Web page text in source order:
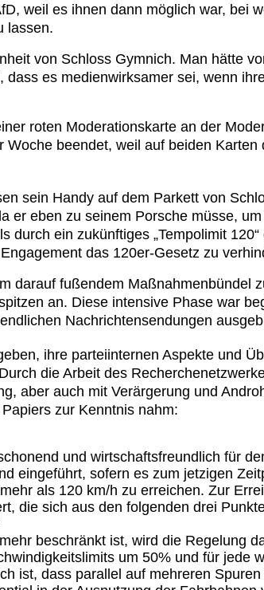
weil es ihnen dann möglich war, bei
lassen.
von Schloss Gymnich. Man hätte
es medienwirksamer sei, wenn
roten Moderationskarte an der
beendet, weil auf beiden Karten
sein Handy auf dem Parkett von
eben zu seinem Porsche müsse,
ein zukünftiges „Tempolimit
das 120er-Gesetz zu
darauf fußendem Maßnahmenbündel
an. Diese intensive Phase war
Nachrichtensendungen
ihre parteiinternen Aspekte und
die Arbeit des
aber auch mit Verärgerung und
zur Kenntnis nahm:
und wirtschaftsfreundlich für
eingeführt, sofern es zum jetzigen
als 120 km/h zu erreichen. Zur
die sich aus den folgenden drei
beschränkt ist, wird die Regelung
um 50% und für jede
ist, dass parallel auf mehreren